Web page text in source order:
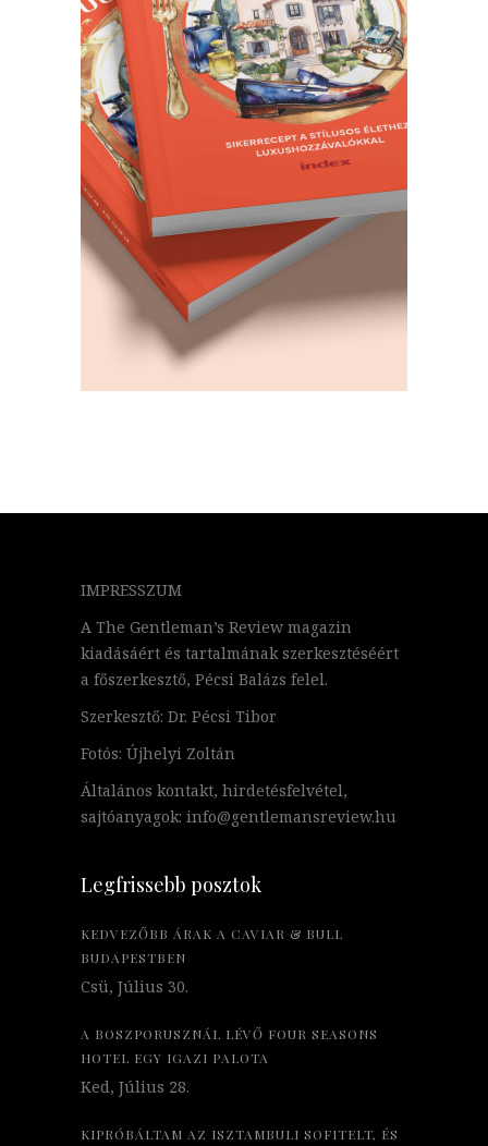
IMPRESSZUM
A The Gentleman’s Review magazin
kiadásáért és tartalmának szerkesztéséért
a főszerkesztő, Pécsi Balázs felel.
Szerkesztő: Dr. Pécsi Tibor
Fotós: Újhelyi Zoltán
Általános kontakt, hirdetésfelvétel,
sajtóanyagok: info@gentlemansreview.hu
Legfrissebb posztok
KEDVEZŐBB ÁRAK A CAVIAR & BULL
BUDAPESTBEN
Csü, Július 30.
A BOSZPORUSZNÁL LÉVŐ FOUR SEASONS
HOTEL EGY IGAZI PALOTA
Ked, Július 28.
KIPRÓBÁLTAM AZ ISZTAMBULI SOFITELT, ÉS